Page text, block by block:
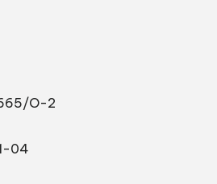
O-2
04